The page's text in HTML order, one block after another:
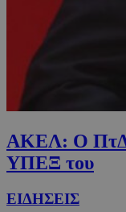
ΑΚΕΛ: Ο ΠτΔ
ΥΠΕΞ του
ΕΙΔΗΣΕΙΣ